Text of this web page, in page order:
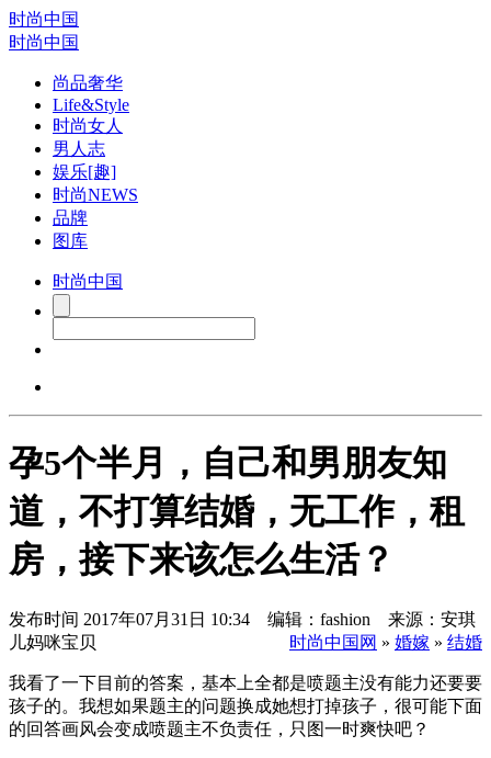
时尚中国
时尚中国
尚品奢华
Life&Style
时尚女人
男人志
娱乐[趣]
时尚NEWS
品牌
图库
时尚中国
孕5个半月，自己和男朋友知
道，不打算结婚，无工作，租
房，接下来该怎么生活？
发布时间 2017年07月31日 10:34 编辑：fashion 来源：安琪
儿妈咪宝贝
时尚中国网 » 婚嫁 » 结婚
我看了一下目前的答案，基本上全都是喷题主没有能力还要要
孩子的。我想如果题主的问题换成她想打掉孩子，很可能下面
的回答画风会变成喷题主不负责任，只图一时爽快吧？